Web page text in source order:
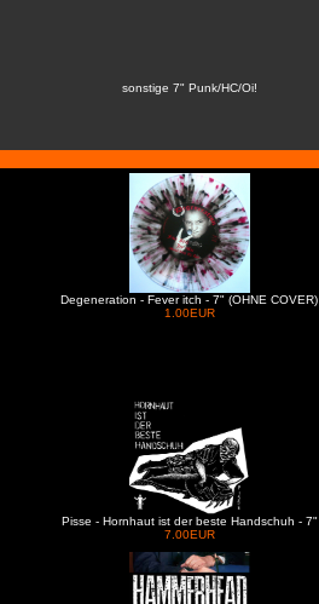
sonstige 7" Punk/HC/Oi!
Degeneration - Fever itch - 7" (OHNE COVER)
1.00EUR
Pisse - Hornhaut ist der beste Handschuh - 7"
7.00EUR